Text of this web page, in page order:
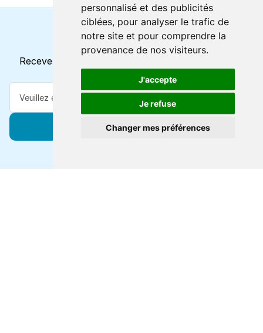
personnalisé et des publicités
ciblées, pour analyser le trafic de
notre site et pour comprendre la
provenance de nos visiteurs.
J'accepte
Je refuse
Changer mes préférences
Horaires et offres actuels
Recevez toutes les mises à jour dans votre e-mail
S'abonner